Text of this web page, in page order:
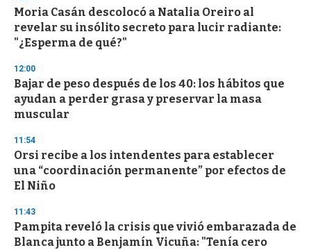
s
o
f
s
e
c
o
n
Moria Casán descolocó a Natalia Oreiro al
revelar su insólito secreto para lucir radiante:
"¿Esperma de qué?"
12:00
Bajar de peso después de los 40: los hábitos que
ayudan a perder grasa y preservar la masa
muscular
11:54
Orsi recibe a los intendentes para establecer
una “coordinación permanente” por efectos de
El Niño
11:43
Pampita reveló la crisis que vivió embarazada de
Blanca junto a Benjamín Vicuña: "Tenía cero